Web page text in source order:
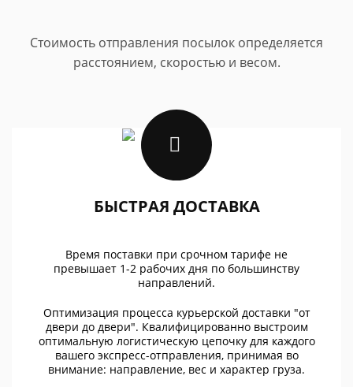
Стоимость отправления посылок определяется
расстоянием, скоростью и весом.
БЫСТРАЯ ДОСТАВКА
Время поставки при срочном тарифе не
превышает 1-2 рабочих дня по большинству
направлений.
Оптимизация процесса курьерской доставки "от
двери до двери". Квалифицированно выстроим
оптимальную логистическую цепочку для каждого
вашего экспресс-отправления, принимая во
внимание: направление, вес и характер груза.